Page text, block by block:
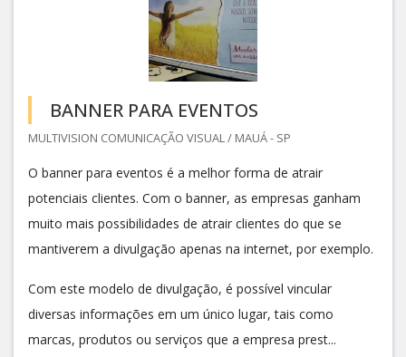
BANNER PARA EVENTOS
MULTIVISION COMUNICAÇÃO VISUAL / MAUÁ - SP
O banner para eventos é a melhor forma de atrair
potenciais clientes. Com o banner, as empresas ganham
muito mais possibilidades de atrair clientes do que se
mantiverem a divulgação apenas na internet, por exemplo.
Com este modelo de divulgação, é possível vincular
diversas informações em um único lugar, tais como
marcas, produtos ou serviços que a empresa prest...